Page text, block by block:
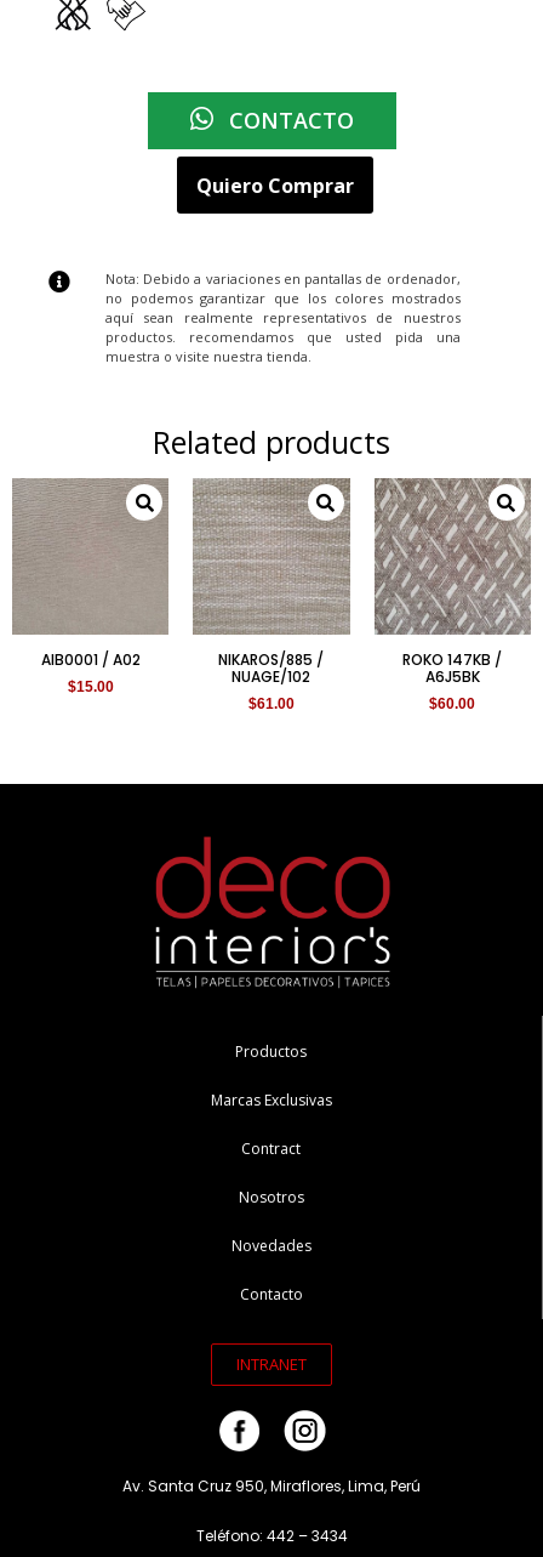
CONTACTO
Quiero Comprar
Nota: Debido a variaciones en pantallas de ordenador,
no podemos garantizar que los colores mostrados
aquí sean realmente representativos de nuestros
productos. recomendamos que usted pida una
muestra o visite nuestra tienda.
Related products
AIB0001 / A02
$15.00
NIKAROS/885 /
NUAGE/102
$61.00
ROKO 147KB /
A6J5BK
$60.00
Productos
Marcas Exclusivas
Contract
Nosotros
Novedades
Contacto
INTRANET
Av. Santa Cruz 950, Miraflores, Lima, Perú
Teléfono: 442 – 3434